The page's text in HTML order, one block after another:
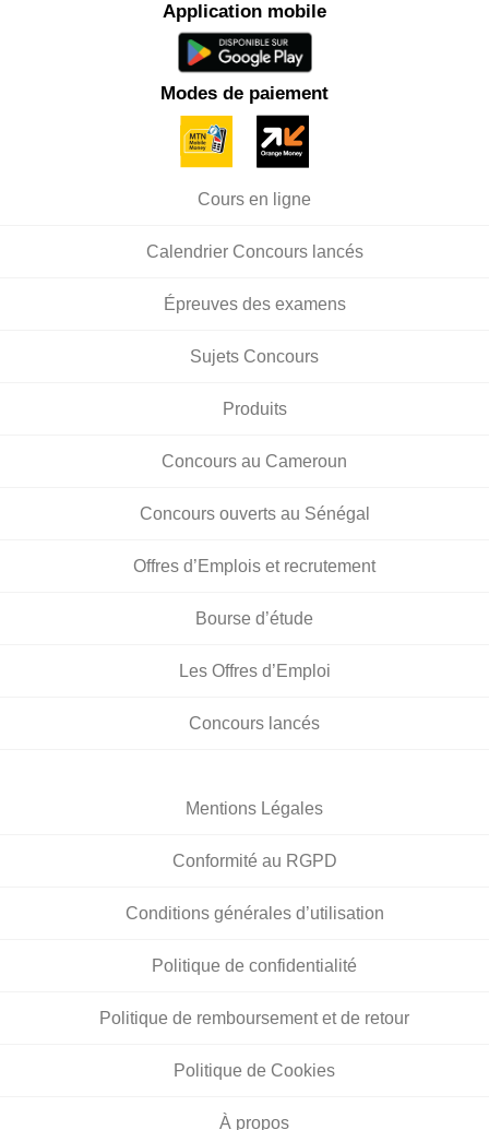
Application mobile
Modes de paiement
Cours en ligne
Calendrier Concours lancés
Épreuves des examens
Sujets Concours
Produits
Concours au Cameroun
Concours ouverts au Sénégal
Offres d’Emplois et recrutement
Bourse d’étude
Les Offres d’Emploi
Concours lancés
Mentions Légales
Conformité au RGPD
Conditions générales d’utilisation
Politique de confidentialité
Politique de remboursement et de retour
Politique de Cookies
À propos